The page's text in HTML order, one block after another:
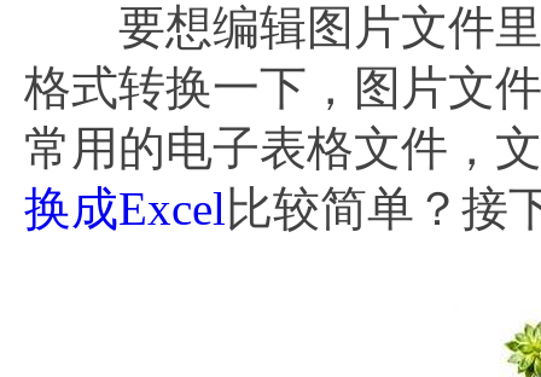
要想编辑图片文件里
格式转换一下，图片文
常用的电子表格文件，
换成Excel比较简单？接